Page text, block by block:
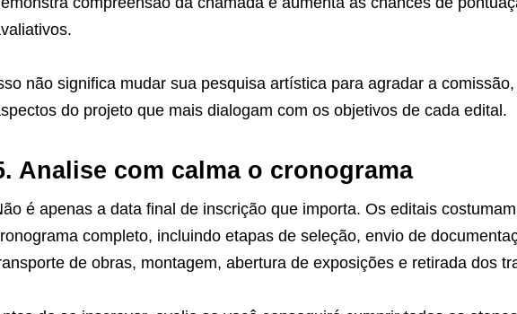
não significa mudar sua pesquisa artística para agradar a
do projeto que mais dialogam com os objetivos de cada edital.
Analise com calma o cronograma
é apenas a data final de inscrição que importa. Os editais
completo, incluindo etapas de seleção, envio de
de obras, montagem, abertura de exposições e retirada dos